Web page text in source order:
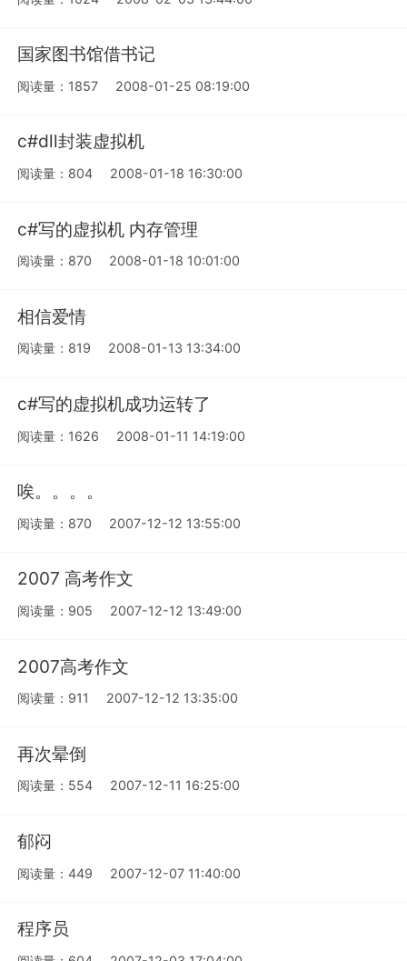
国家图书馆借书记
阅读量：1857 2008-01-25 08:19:00
c#dll封装虚拟机
阅读量：804 2008-01-18 16:30:00
c#写的虚拟机 内存管理
阅读量：870 2008-01-18 10:01:00
相信爱情
阅读量：819 2008-01-13 13:34:00
c#写的虚拟机成功运转了
阅读量：1626 2008-01-11 14:19:00
唉。。。。
阅读量：870 2007-12-12 13:55:00
2007 高考作文
阅读量：905 2007-12-12 13:49:00
2007高考作文
阅读量：911 2007-12-12 13:35:00
再次晕倒
阅读量：554 2007-12-11 16:25:00
郁闷
阅读量：449 2007-12-07 11:40:00
程序员